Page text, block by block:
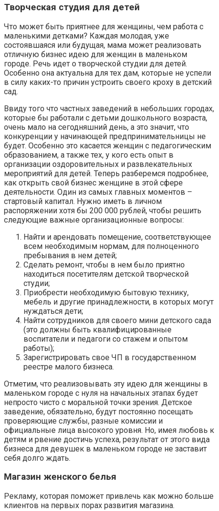
Творческая студия для детей
Что может быть приятнее для женщины, чем работа с
маленькими детками? Каждая молодая, уже
состоявшаяся или будущая, мама может реализовать
отличную бизнес идею для женщин в маленьком
городе. Речь идет о творческой студии для детей.
Особенно она актуальна для тех дам, которые не успели
в силу каких-то причин устроить своего кроху в детский
сад.
Ввиду того что частных заведений в небольших городах,
которые бы работали с детьми дошкольного возраста,
очень мало на сегодняшний день, а это значит, что
конкуренции у начинающей предпринимательницы не
будет. Особенно это касается женщин с педагогическим
образованием, а также тех, у кого есть опыт в
организации оздоровительных и развлекательных
мероприятий для детей. Теперь разберемся подробнее,
как открыть свой бизнес женщине в этой сфере
деятельности. Один из самых главных моментов –
стартовый капитал. Нужно иметь в личном
распоряжении хотя бы 200 000 рублей, чтобы решить
следующие важные организационные вопросы:
Найти и арендовать помещение, соответствующее
всем необходимым нормам, для полноценного
пребывания в нем детей;
Сделать ремонт, чтобы в нем было приятно
находиться посетителям детской творческой
студии;
Приобрести необходимую бытовую технику,
мебель и другие принадлежности, в которых могут
нуждаться дети;
Найти сотрудников для своего мини детского сада
(это должны быть квалифицированные
воспитатели и педагоги со стажем и опытом
работы);
Зарегистрировать свое ЧП в государственном
реестре малого бизнеса.
Отметим, что реализовывать эту идею для женщины в
маленьком городе с нуля на начальных этапах будет
непросто чисто с моральной точки зрения. Детское
заведение, обязательно, будут постоянно посещать
проверяющие службы, разные комиссии и
официальные лица высокого уровня. Но, имея любовь к
детям и рвение достичь успеха, результат от этого вида
бизнеса для девушек в маленьком городе не заставит
себя долго ждать.
Магазин женского белья
Рекламу, которая поможет привлечь как можно больше
клиентов на первых порах развития магазина.